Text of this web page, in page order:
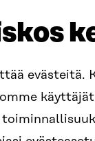
evästeitä.